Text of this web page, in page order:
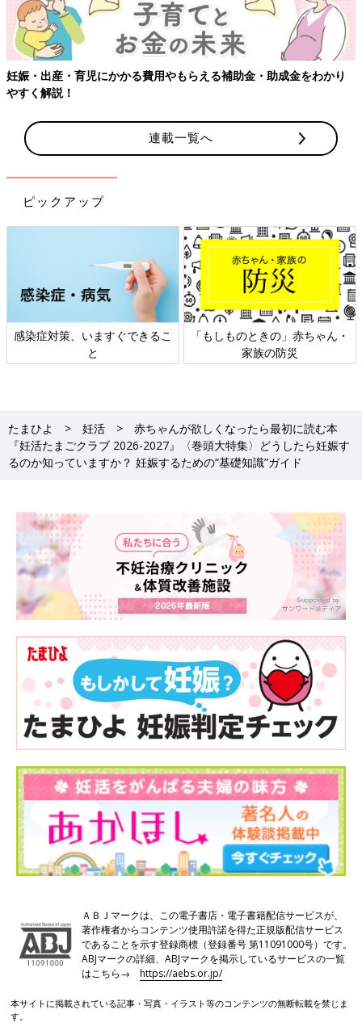
わかり 【ワクチン接種できるものも】妊婦の感染症対策、知っ
連載一覧へ
ピックアップ
ちゃん・
日本外来小児科学会リーフレッ
六星占術 細木かおり
たまひよ 妊活
赤ちゃんが欲しくなったら最初に読む本
『妊活たまごクラブ 2026-2027』〈巻頭大特集〉どうしたら妊娠す
るのか知っていますか？ 妊娠するための“基礎知識”ガイド
ＡＢＪマークは、この電子書店・電子書籍配信サービスが、
著作権者からコンテンツ使用許諾を得た正規版配信サービス
であることを示す登録商標（登録番号 第11091000号）です。
ABJマークの詳細、ABJマークを掲示しているサービスの一覧
はこちら→https://aebs.or.jp/
本サイトに掲載されている記事・写真・イラスト等のコンテンツの無断転載を禁じま
す。